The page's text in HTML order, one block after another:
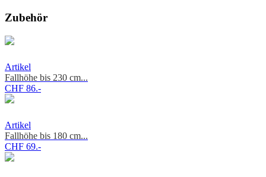
Zubehör
Artikel
Fallhöhe bis 230 cm...
CHF 86.-
Artikel
Fallhöhe bis 180 cm...
CHF 69.-